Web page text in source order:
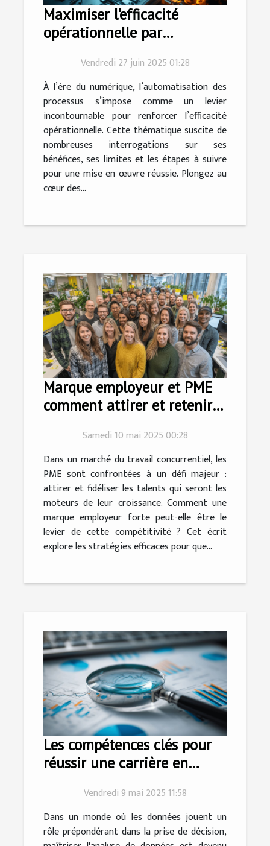
Maximiser l'efficacité
opérationnelle par
processusVendredi 27 juin 2025 01:28
À l’ère du numérique, l’automatisation des
processus s’impose comme un levier
incontournable pour renforcer l’efficacité
opérationnelle. Cette thématique suscite de
nombreuses interrogations sur ses
bénéfices, ses limites et les étapes à suivre
pour une mise en œuvre réussie. Plongez au
cœur des...
Marque employeur et PME
comment attirer et retenir
Samedi 10 mai 2025 00:28
Dans un marché du travail concurrentiel, les
PME sont confrontées à un défi majeur :
attirer et fidéliser les talents qui seront les
moteurs de leur croissance. Comment une
marque employeur forte peut-elle être le
levier de cette compétitivité ? Cet écrit
explore les stratégies efficaces pour que...
Les compétences clés pour
réussir une carrière en
Vendredi 9 mai 2025 11:58
Dans un monde où les données jouent un
rôle prépondérant dans la prise de décision,